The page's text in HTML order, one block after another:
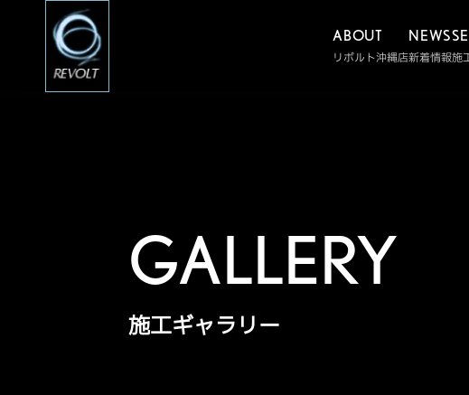
ABOUT
リボルト沖縄店
NEWS
新着情報施
GALLERY
施工ギャラリー